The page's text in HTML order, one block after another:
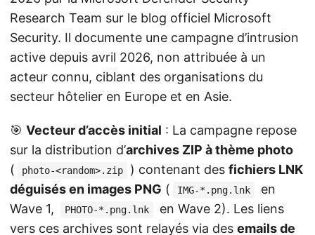
Research Team sur le blog officiel Microsoft
Security. Il documente une campagne d’intrusion
active depuis avril 2026, non attribuée à un
acteur connu, ciblant des organisations du
secteur hôtelier en Europe et en Asie.
🎯 Vecteur d’accès initial : La campagne repose
sur la distribution d’archives ZIP à thème photo
(
photo-<random>.zip ) contenant des fichiers LNK
déguisés en images PNG ( IMG-*.png.lnk
en
Wave 1,
PHOTO-*.png.lnk
en Wave 2). Les liens
vers ces archives sont relayés via des emails de